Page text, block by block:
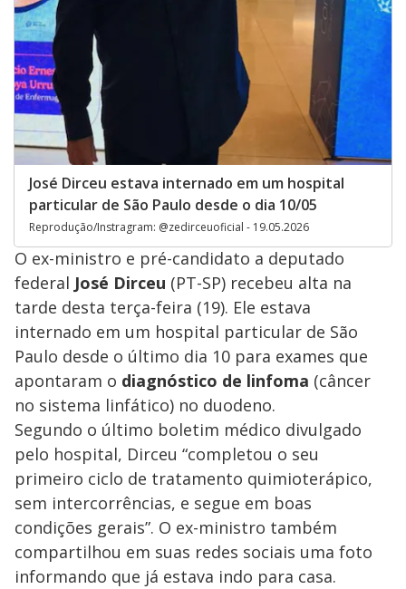
José Dirceu estava internado em um hospital
particular de São Paulo desde o dia 10/05
Reprodução/Instragram: @zedirceuoficial - 19.05.2026
O ex-ministro e pré-candidato a deputado
federal José Dirceu (PT-SP) recebeu alta na
tarde desta terça-feira (19). Ele estava
internado em um hospital particular de São
Paulo desde o último dia 10 para exames que
apontaram o diagnóstico de linfoma (câncer
no sistema linfático) no duodeno.
Segundo o último boletim médico divulgado
pelo hospital, Dirceu “completou o seu
primeiro ciclo de tratamento quimioterápico,
sem intercorrências, e segue em boas
condições gerais”. O ex-ministro também
compartilhou em suas redes sociais uma foto
informando que já estava indo para casa.